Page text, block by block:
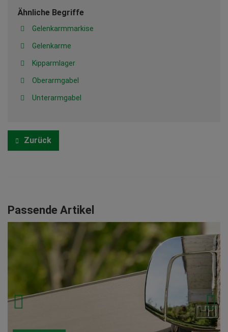
Ähnliche Begriffe
Gelenkarmmarkise
Gelenkarme
Kipparmlager
Oberarmgabel
Unterarmgabel
Zurück
Passende Artikel